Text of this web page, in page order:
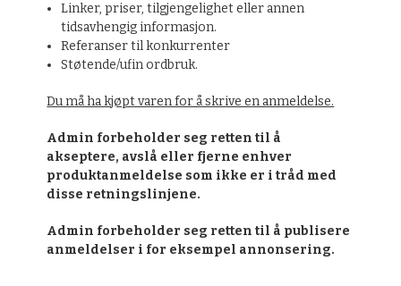
Linker, priser, tilgjengelighet eller annen
tidsavhengig informasjon.
Referanser til konkurrenter
Støtende/ufin ordbruk.
Du må ha kjøpt varen for å skrive en anmeldelse.
Admin forbeholder seg retten til å
akseptere, avslå eller fjerne enhver
produktanmeldelse som ikke er i tråd med
disse retningslinjene.
Admin forbeholder seg retten til å publisere
anmeldelser i for eksempel annonsering.